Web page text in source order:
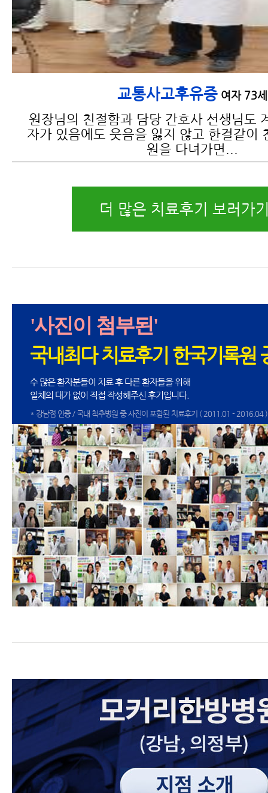
교통사고후유증여자 73세
원장님의 친절함과 담당 간호사 선생님도
자가 있음에도 웃음을 잃지 않고 한결같이
원을 다녀가면...
더 많은 치료후기 보러가
'사진이 첨부된'
국내최다 치료후기 한국기록원
수 많은 환자분들이 치료 후 다른 환자들을 위해
일체의 대가 없이 직접 작성해주신 후기입니다.
* 강남점 인증 / 국내 척추병원 중 사진이 포함된 치료후기 ( 2011.01 - 2016.04 )